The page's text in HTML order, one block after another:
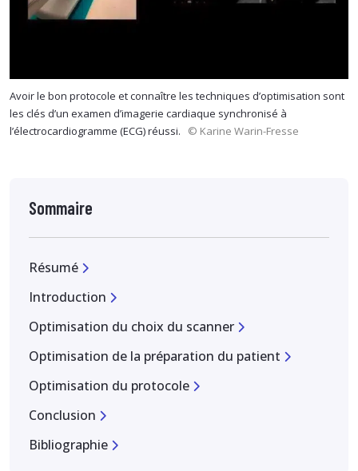
Avoir le bon protocole et connaître les techniques d’optimisation sont
les clés d’un examen d’imagerie cardiaque synchronisé à
l’électrocardiogramme (ECG) réussi.
© Karine Warin-Fresse
Sommaire
Résumé
Introduction
Optimisation du choix du scanner
Optimisation de la préparation du patient
Optimisation du protocole
Conclusion
Bibliographie